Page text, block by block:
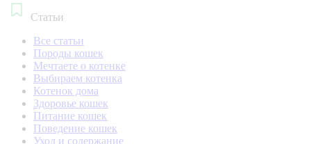
Статьи
Все статьи
Породы кошек
Мечтаете о котенке
Выбираем котенка
Котенок дома
Здоровье кошек
Питание кошек
Поведение кошек
Уход и содержание